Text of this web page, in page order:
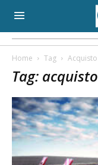
Home Tag Acquisto
Tag: acquisto